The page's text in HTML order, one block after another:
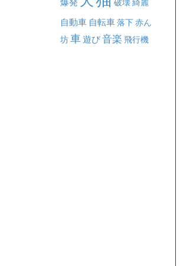
爆発 破壊綺麗
自動車 自転車落下赤ん
坊車遊び音楽 飛行機